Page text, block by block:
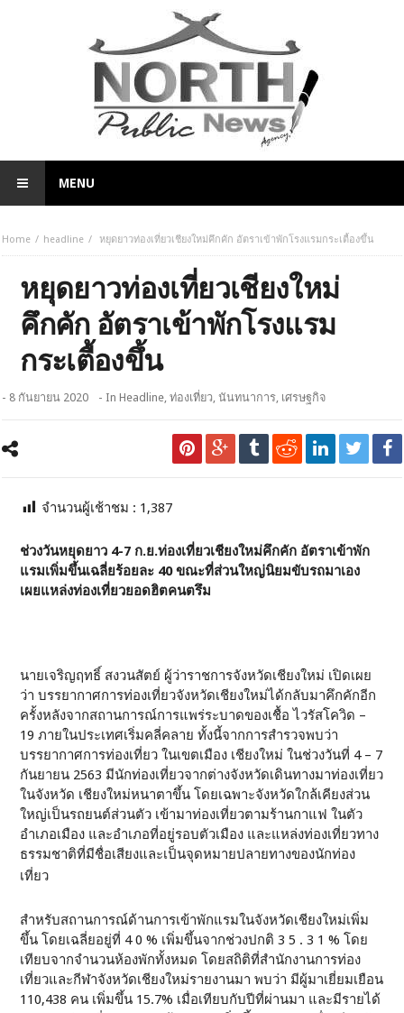
MENU
Home headline หยุดยาวท่องเที่ยวเชียงใหม่คึกคัก อัตราเข้าพักโรงแรมกระเตื้องขึ้น
หยุดยาวท่องเที่ยวเชียงใหม่
คึกคัก อัตราเข้าพักโรงแรม
กระเตื้องขึ้น
- 8 กันยายน 2020 - InHeadline,ท่องเที่ยว,นันทนาการ, เศรษฐกิจ
จำนวนผู้เช้าชม : 1,387
ช่วงวันหยุดยาว 4-7 ก.ย.ท่องเที่ยวเชียงใหม่คึกคัก อัตราเข้าพัก
แรมเพิ่มขึ้นเฉลี่ยร้อยละ 40 ขณะที่ส่วนใหญ่นิยมขับรถมาเอง
เผยแหล่งท่องเที่ยวยอดฮิตคนตรึม
นายเจริญฤทธิ์ สงวนสัตย์ ผู้ว่าราชการจังหวัดเชียงใหม่ เปิดเผย
ว่า บรรยากาศการท่องเที่ยวจังหวัดเชียงใหม่ได้กลับมาคึกคักอีก
ครั้งหลังจากสถานการณ์การแพร่ระบาดของเชื้อ ไวรัสโควิด –
19 ภายในประเทศเริ่มคลี่คลาย ทั้งนี้จากการสำรวจพบว่า
บรรยากาศการท่องเที่ยว ในเขตเมือง เชียงใหม่ ในช่วงวันที่ 4 – 7
กันยายน 2563 มีนักท่องเที่ยวจากต่างจังหวัดเดินทางมาท่องเที่ยว
ในจังหวัด เชียงใหม่หนาตาขึ้น โดยเฉพาะจังหวัดใกล้เคียงส่วน
ใหญ่เป็นรถยนต์ส่วนตัว เข้ามาท่องเที่ยวตามร้านกาแฟ ในตัว
อำเภอเมือง และอำเภอที่อยู่รอบตัวเมือง และแหล่งท่องเที่ยวทาง
ธรรมชาติที่มีชื่อเสียงและเป็นจุดหมายปลายทางของนักท่อง
เที่ยว
สำหรับสถานการณ์ด้านการเข้าพักแรมในจังหวัดเชียงใหม่เพิ่ม
ขึ้น โดยเฉลี่ยอยู่ที่ 4 0 % เพิ่มขึ้นจากช่วงปกติ 3 5 . 3 1 % โดย
เทียบจากจำนวนห้องพักทั้งหมด โดยสถิติที่สำนักงานการท่อง
เที่ยวและกีฬาจังหวัดเชียงใหม่รายงานมา พบว่า มีผู้มาเยี่ยมเยือน
110,438 คน เพิ่มขึ้น 15.7% เมื่อเทียบกับปีที่ผ่านมา และมีรายได้